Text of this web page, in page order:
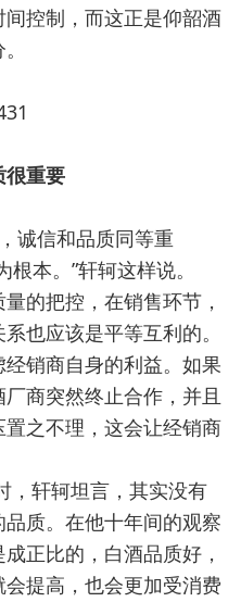
控制，而这正是仰韶酒
很重要
诚信和品质同等重
本。”轩轲这样说。
的把控，在销售环节，
也应该是平等互利的。
销商自身的利益。如果
商突然终止合作，并且
之不理，这会让经销商
，轩轲坦言，其实没有
质。在他十年间的观察
正比的，白酒品质好，
提高，也会更加受消费